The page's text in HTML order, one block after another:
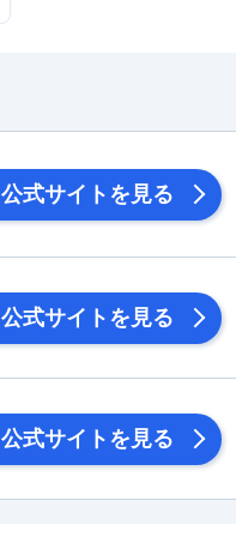
公式サイトを見る
公式サイトを見る
公式サイトを見る